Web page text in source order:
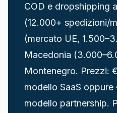
COD e dropshipping
(12.000+ spedizioni/
(mercato UE,
Macedonia
Montenegro. Prezzi:
modello SaaS
modello partnership.